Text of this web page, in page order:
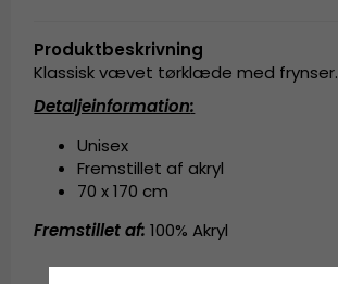
Produktbeskrivning
Klassisk vævet tørklæde med frynser.
Detaljeinformation:
Unisex
Fremstillet af akryl
70 x 170 cm
Fremstillet af: 100% Akryl